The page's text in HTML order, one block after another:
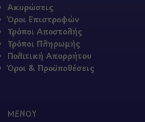
Ακυρώσεις
Όροι Επιστροφών
Τρόποι Αποστολής
Τρόποι Πληρωμής
Πολιτική Απορρήτου
Όροι & Προϋποθέσεις
ΜΕΝΟΥ